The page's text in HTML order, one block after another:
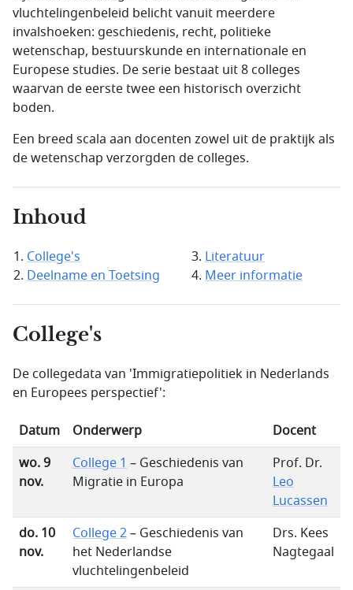
vluchtelingenbeleid belicht vanuit meerdere
invalshoeken: geschiedenis, recht, politieke
wetenschap, bestuurskunde en internationale en
Europese studies. De serie bestaat uit 8 colleges
waarvan de eerste twee een historisch overzicht
boden.
Een breed scala aan docenten zowel uit de praktijk als
de wetenschap verzorgden de colleges.
Inhoud
College's
Deelname en Toetsing
Literatuur
Meer informatie
College's
De collegedata van 'Immigratiepolitiek in Nederlands
en Europees perspectief':
Datum
Onderwerp
Docent
wo. 9
nov.
College 1– Geschiedenis van
Migratie in Europa
Prof. Dr.
Leo
Lucassen
do. 10
nov.
College 2– Geschiedenis van
het Nederlandse
vluchtelingenbeleid
Drs. Kees
Nagtegaal